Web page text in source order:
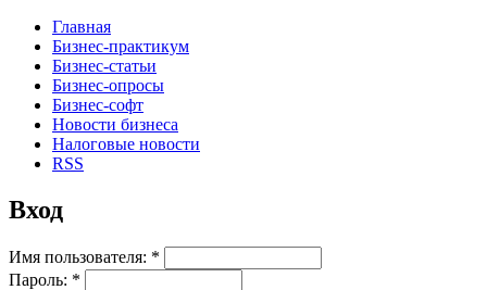
Главная
Бизнес-практикум
Бизнес-статьи
Бизнес-опросы
Бизнес-софт
Новости бизнеса
Налоговые новости
RSS
Вход
Имя пользователя: *
Пароль: *